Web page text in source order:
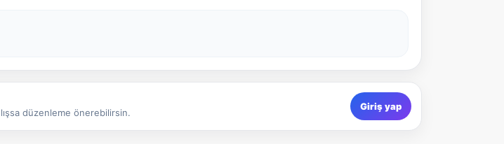
düzenleme önerebilirsin.
Giriş yap